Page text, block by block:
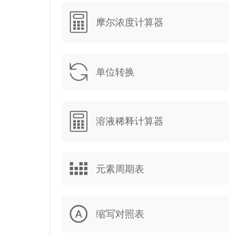
摩尔浓度计算器
单位转换
溶液稀释计算器
元素周期表
缩写对照表